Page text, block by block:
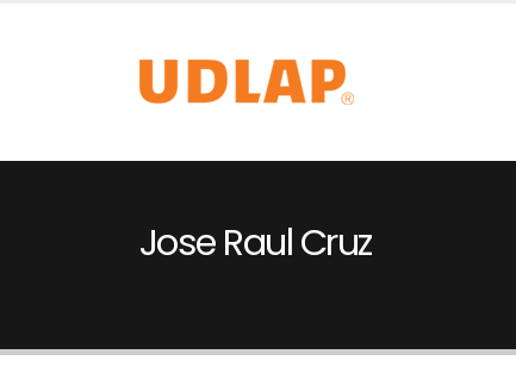
Jose Raul Cruz